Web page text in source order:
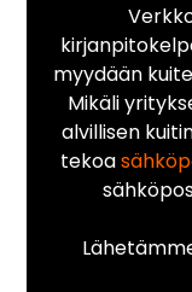
myydään
Mikäli
alvillisen
tekoa